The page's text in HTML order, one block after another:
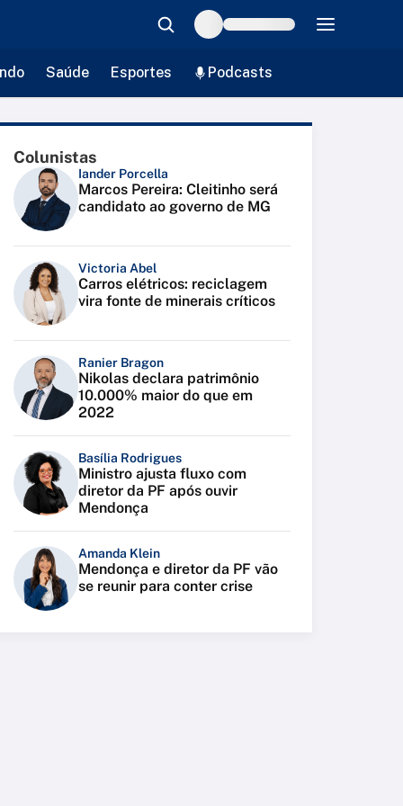
Saúde Esportes Podcasts
Colunistas
Iander Porcella
Marcos Pereira: Cleitinho será
candidato ao governo de MG
Victoria Abel
Carros elétricos: reciclagem
vira fonte de minerais críticos
Ranier Bragon
Nikolas declara patrimônio
10.000% maior do que em
2022
Basília Rodrigues
Ministro ajusta fluxo com
diretor da PF após ouvir
Mendonça
Amanda Klein
Mendonça e diretor da PF vão
se reunir para conter crise